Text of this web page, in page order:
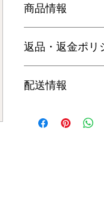
商品情報
品のサイズ、特徴、
返品・返金ポリ
のように返品または
配送情報
方法や梱包、配送